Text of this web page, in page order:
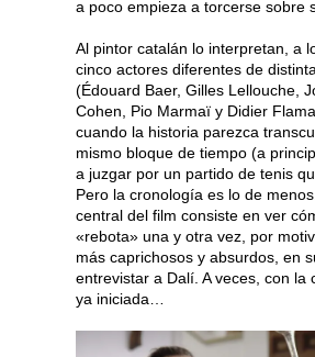
a poco empieza a torcerse sobre
Al pintor catalán lo interpretan, a
cinco actores diferentes de
(Édouard Baer, Gilles Lellouche,
Cohen, Pio Marmaï y Didier
cuando la historia parezca
mismo bloque de tiempo (a
a juzgar por un partido de tenis
Pero la cronología es lo de
central del film consiste en ver
«rebota» una y otra vez, por
más caprichosos y absurdos, en
entrevistar a Dalí. A veces, con la
ya iniciada…